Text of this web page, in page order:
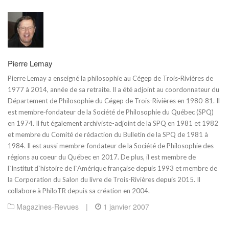
Pierre Lemay
Pierre Lemay a enseigné la philosophie au Cégep de Trois-Rivières de
1977 à 2014, année de sa retraite. Il a été adjoint au coordonnateur du
Département de Philosophie du Cégep de Trois-Rivières en 1980-81. Il
est membre-fondateur de la Société de Philosophie du Québec (SPQ)
en 1974. Il fut également archiviste-adjoint de la SPQ en 1981 et 1982
et membre du Comité de rédaction du Bulletin de la SPQ de 1981 à
1984. Il est aussi membre-fondateur de la Société de Philosophie des
régions au coeur du Québec en 2017. De plus, il est membre de
l`Institut d`histoire de l`Amérique française depuis 1993 et membre de
la Corporation du Salon du livre de Trois-Rivières depuis 2015. Il
collabore à PhiloTR depuis sa création en 2004.
Magazines-Revues | 1 janvier 2007